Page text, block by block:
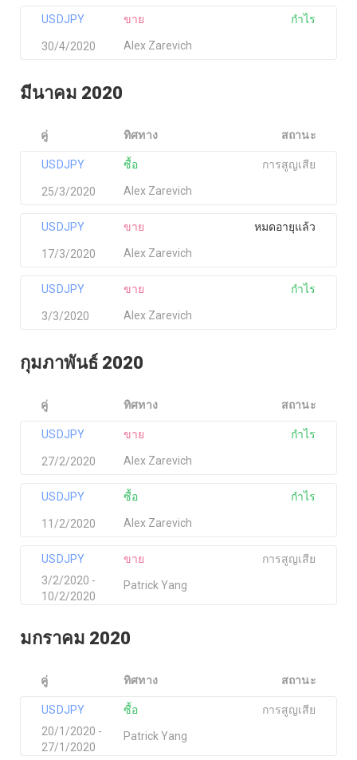
USDJPY
Alex Zarevich
ขาย
30/4/2020
กำไร
มีนาคม 2020
คู่ ทิศทาง สถานะ
USDJPY
Alex Zarevich
ซื้อ
25/3/2020
การสูญเสีย
USDJPY
Alex Zarevich
ขาย
17/3/2020
หมดอายุแล้ว
USDJPY
Alex Zarevich
ขาย
3/3/2020
กำไร
กุมภาพันธ์ 2020
คู่ ทิศทาง สถานะ
USDJPY
Alex Zarevich
ขาย
27/2/2020
กำไร
USDJPY
Alex Zarevich
ซื้อ
11/2/2020
กำไร
USDJPY
Patrick Yang
ขาย
3/2/2020 -
10/2/2020
การสูญเสีย
มกราคม 2020
คู่ ทิศทาง สถานะ
USDJPY
Patrick Yang
ซื้อ
20/1/2020 -
27/1/2020
การสูญเสีย